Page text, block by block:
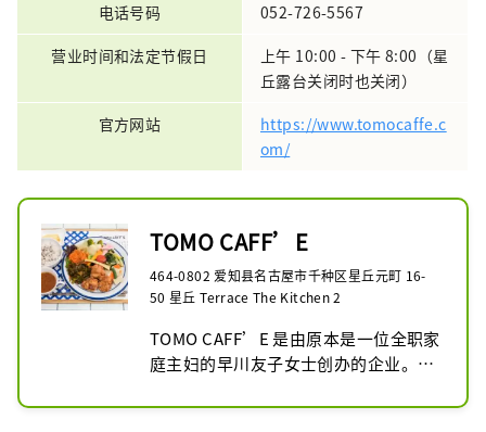
电话号码
052-726-5567
营业时间和法定节假日
上午 10:00 - 下午 8:00（星
丘露台关闭时也关闭）
官方网站
https://www.tomocaffe.c
om/
TOMO CAFF’E
464-0802 爱知县名古屋市千种区星丘元町 16-
50 星丘 Terrace The Kitchen 2
TOMO CAFF’E 是由原本是一位全职家
庭主妇的早川友子女士创办的企业。早
苦读的女儿提供「安全又安心的便